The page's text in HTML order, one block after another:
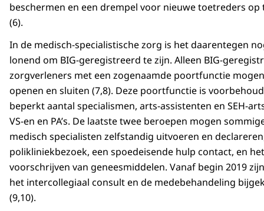
beschermen en een drempel voor nieuwe toetreders op
(6).
In de medisch-specialistische zorg is het daarentegen
lonend om BIG-geregistreerd te zijn. Alleen BIG-
zorgverleners met een zogenaamde poortfunctie mogen
openen en sluiten (7,8). Deze poortfunctie is
beperkt aantal specialismen, arts-assistenten en SEH-
VS-en en PA’s. De laatste twee beroepen mogen
medisch specialisten zelfstandig uitvoeren en
polikliniekbezoek, een spoedeisende hulp contact, en het
voorschrijven van geneesmiddelen. Vanaf begin 2019
het intercollegiaal consult en de medebehandeling
(9,10).